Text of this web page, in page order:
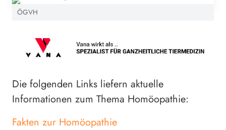
ÖGVH
Die folgenden Links liefern aktuelle
Informationen zum Thema Homöopathie:
Fakten zur Homöopathie